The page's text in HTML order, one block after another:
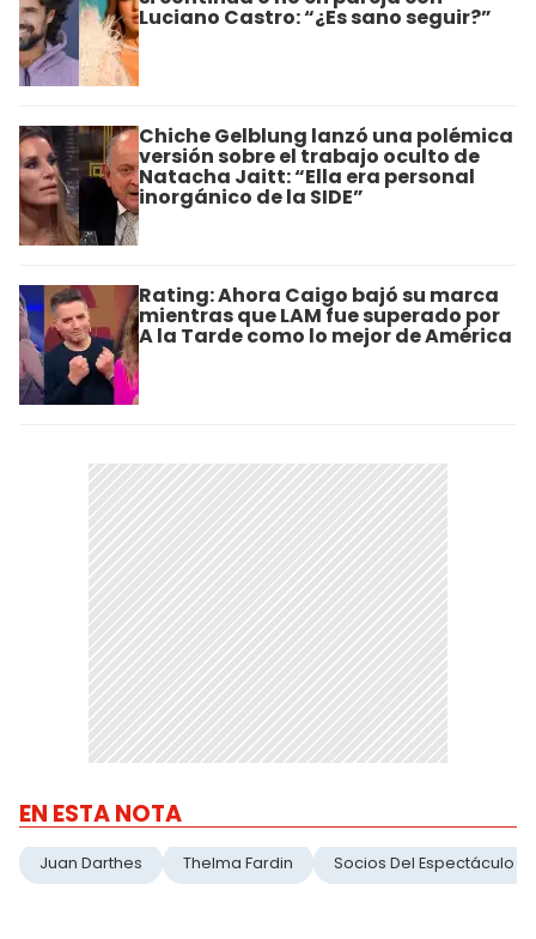
Luciano Castro: “¿Es sano seguir?”
Chiche Gelblung lanzó una polémica
versión sobre el trabajo oculto de
Natacha Jaitt: “Ella era personal
inorgánico de la SIDE”
Rating: Ahora Caigo bajó su marca
mientras que LAM fue superado por
A la Tarde como lo mejor de América
EN ESTA NOTA
Juan Darthes Thelma Fardin Socios Del Espectáculo